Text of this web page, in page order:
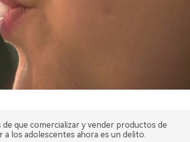
que comercializar y vender productos de
los adolescentes ahora es un delito.